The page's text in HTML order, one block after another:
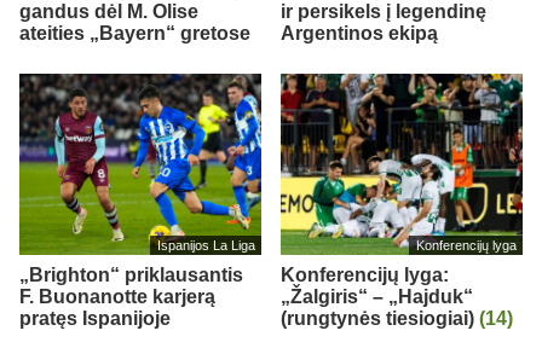
gandus dėl M. Olise
ateities „Bayern“ gretose
ir persikels į legendinę
Argentinos ekipą
Ispanijos La Liga
„Brighton“ priklausantis
F. Buonanotte karjerą
pratęs Ispanijoje
Konferencijų lyga
Konferencijų lyga:
„Žalgiris“ – „Hajduk“
(rungtynės tiesiogiai) (14)